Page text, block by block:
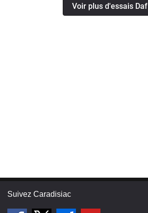
Voir plus d'essais Daf
Suivez Caradisiac